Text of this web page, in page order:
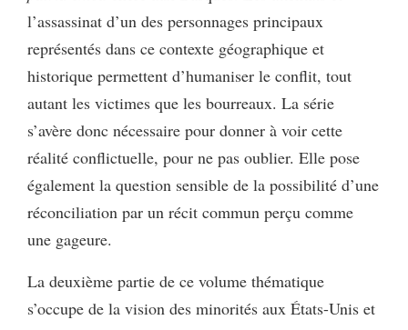
l’assassinat d’un des personnages principaux
représentés dans ce contexte géographique et
historique permettent d’humaniser le conflit, tout
autant les victimes que les bourreaux. La série
s’avère donc nécessaire pour donner à voir cette
réalité conflictuelle, pour ne pas oublier. Elle pose
également la question sensible de la possibilité d’une
réconciliation par un récit commun perçu comme
une gageure.
La deuxième partie de ce volume thématique
s’occupe de la vision des minorités aux États-Unis et